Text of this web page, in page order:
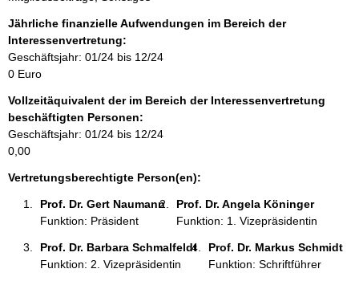
n
f
o
r
m
t
i
o
n
e
Jährliche finanzielle Aufwendungen im Bereich der
Interessenvertretung:
Geschäftsjahr: 01/24 bis 12/24
0 Euro
Vollzeitäquivalent der im Bereich der Interessenvertretung
beschäftigten Personen:
Geschäftsjahr: 01/24 bis 12/24
0,00
Vertretungsberechtigte Person(en):
Prof. Dr. Gert Naumann
Funktion: Präsident
Prof. Dr. Angela Köninger
Funktion: 1. Vizepräsidentin
Prof. Dr. Barbara Schmalfeldt
Funktion: 2. Vizepräsidentin
Prof. Dr. Markus Schmidt
Funktion: Schriftführer